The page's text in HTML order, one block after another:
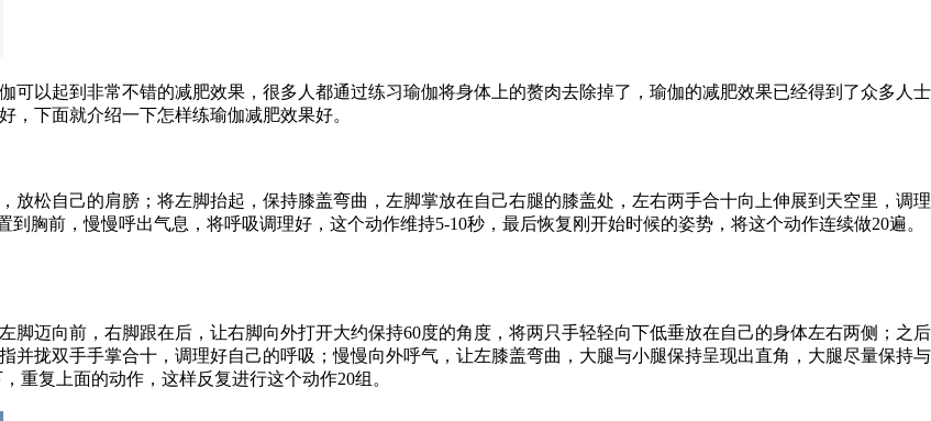
以起到非常不错的减肥效果，很多人都通过练习瑜伽将身体上的赘肉去除掉了，瑜伽的减肥效果已经得到了众多人士
，下面就介绍一下怎样练瑜伽减肥效果好。
松自己的肩膀；将左脚抬起，保持膝盖弯曲，左脚掌放在自己右腿的膝盖处，左右两手合十向上伸展到天空里，调理
胸前，慢慢呼出气息，将呼吸调理好，这个动作维持5-10秒，最后恢复刚开始时候的姿势，将这个动作连续做20遍。
迈向前，右脚跟在后，让右脚向外打开大约保持60度的角度，将两只手轻轻向下低垂放在自己的身体左右两侧；之后
拢双手手掌合十，调理好自己的呼吸；慢慢向外呼气，让左膝盖弯曲，大腿与小腿保持呈现出直角，大腿尽量保持与
重复上面的动作，这样反复进行这个动作20组。